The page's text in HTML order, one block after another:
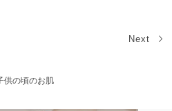
Next
の頃のお肌